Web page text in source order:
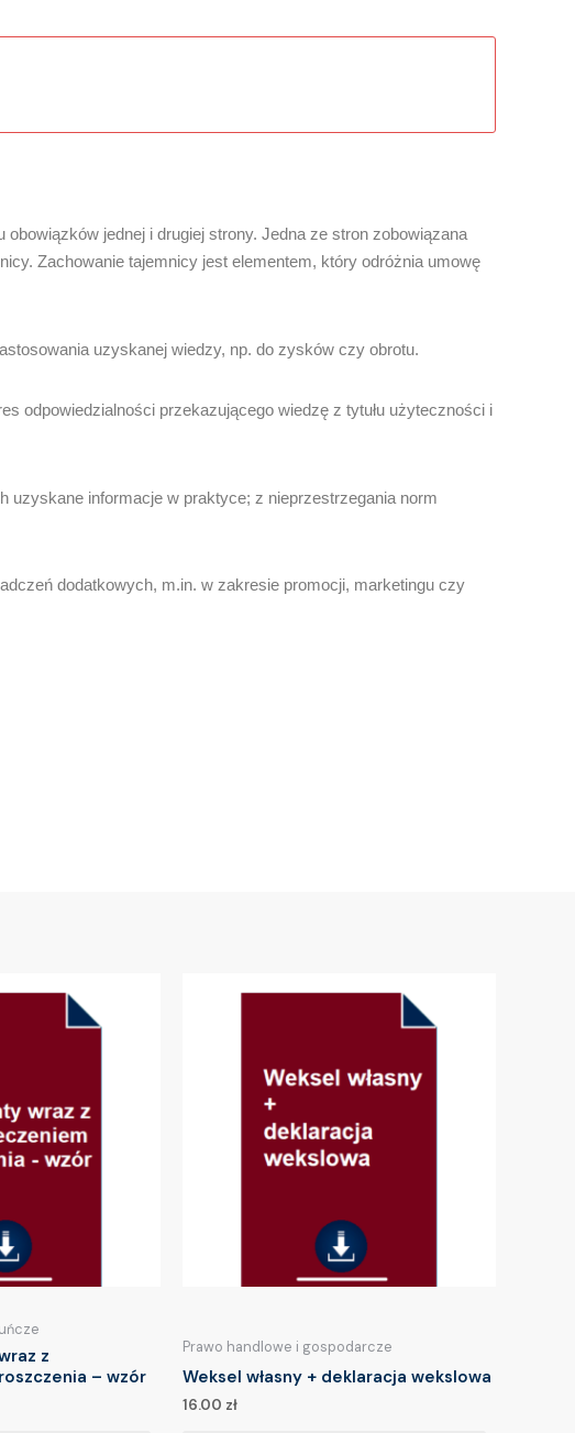
jednej i drugiej strony. Jedna ze stron zobowiązana
Zachowanie tajemnicy jest elementem, który odróżnia umowę
uzyskanej wiedzy, np. do zysków czy obrotu.
odpowiedzialności przekazującego wiedzę z tytułu użyteczności i
uzyskane informacje w praktyce; z nieprzestrzegania norm
dodatkowych, m.in. w zakresie promocji, marketingu czy
z
– wzór
Prawo handlowe i gospodarcze
Weksel własny + deklaracja wekslowa
16.00 zł